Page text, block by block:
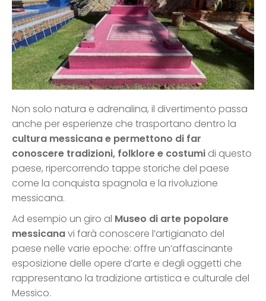
Non solo natura e adrenalina, il divertimento passa
anche per esperienze che trasportano dentro la
cultura messicana e permettono di far
conoscere tradizioni, folklore e costumi di questo
paese, ripercorrendo tappe storiche del paese
come la conquista spagnola e la rivoluzione
messicana.
Ad esempio un giro al Museo di arte popolare
messicanavi farà conoscere l’artigianato del
paese nelle varie epoche: offre un’affascinante
esposizione delle opere d’arte e degli oggetti che
rappresentano la tradizione artistica e culturale del
Messico.